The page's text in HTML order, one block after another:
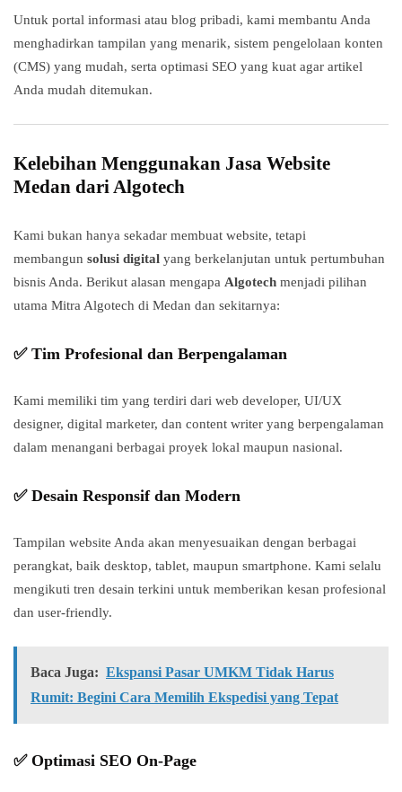
Untuk portal informasi atau blog pribadi, kami membantu Anda
menghadirkan tampilan yang menarik, sistem pengelolaan konten
(CMS) yang mudah, serta optimasi SEO yang kuat agar artikel
Anda mudah ditemukan.
Kelebihan Menggunakan Jasa Website
Medan dari Algotech
Kami bukan hanya sekadar membuat website, tetapi
membangun solusi digital yang berkelanjutan untuk pertumbuhan
bisnis Anda. Berikut alasan mengapa Algotech menjadi pilihan
utama Mitra Algotech di Medan dan sekitarnya:
✅ Tim Profesional dan Berpengalaman
Kami memiliki tim yang terdiri dari web developer, UI/UX
designer, digital marketer, dan content writer yang berpengalaman
dalam menangani berbagai proyek lokal maupun nasional.
✅ Desain Responsif dan Modern
Tampilan website Anda akan menyesuaikan dengan berbagai
perangkat, baik desktop, tablet, maupun smartphone. Kami selalu
mengikuti tren desain terkini untuk memberikan kesan profesional
dan user-friendly.
Baca Juga: Ekspansi Pasar UMKM Tidak Harus
Rumit: Begini Cara Memilih Ekspedisi yang Tepat
✅ Optimasi SEO On-Page